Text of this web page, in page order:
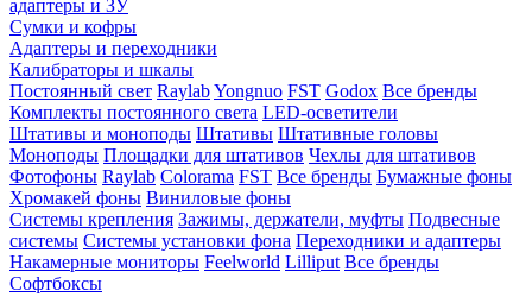
адаптеры и ЗУ
Сумки и кофры
Адаптеры и переходники
Калибраторы и шкалы
Постоянный свет RaylabYongnuo FST Godox Все бренды
Комплекты постоянного света LED-осветители
Штативы и моноподы Штативы Штативные головы
Моноподы Площадки для штативов Чехлы для штативов
Фотофоны Raylab Colorama FST Все бренды Бумажные фоны
Хромакей фоны Виниловые фоны
Системы крепления Зажимы, держатели, муфты Подвесные
системы Системы установки фона Переходники и адаптеры
Накамерные мониторы Feelworld Lilliput Все бренды
Софтбоксы